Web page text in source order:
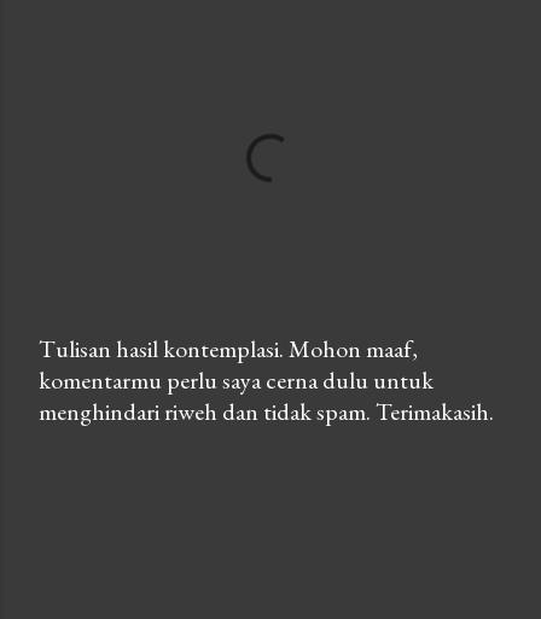
P
o
Tulisan hasil kontemplasi. Mohon maaf,
komentarmu perlu saya cerna dulu untuk
menghindari riweh dan tidak spam. Terimakasih.